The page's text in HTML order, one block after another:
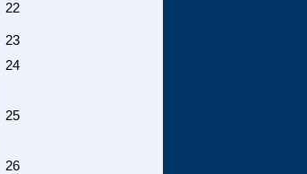
22
23
24
25
26